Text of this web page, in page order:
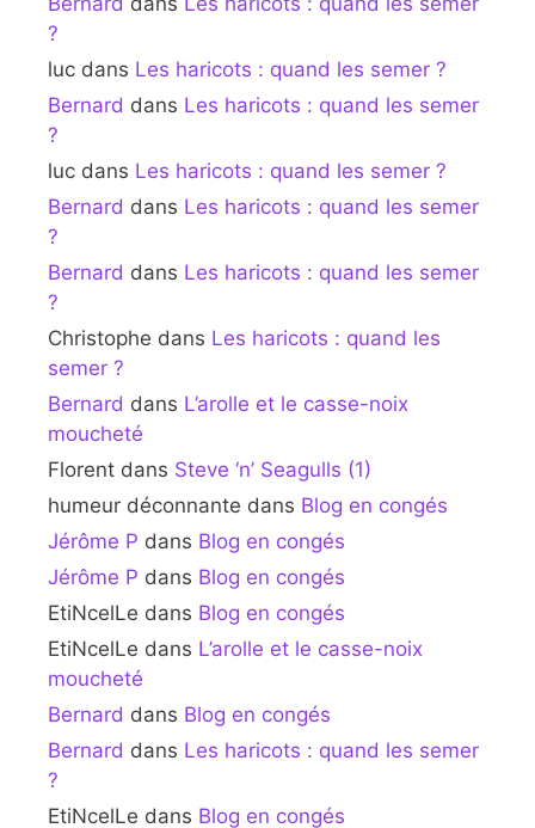
?
luc dans Les haricots : quand les semer ?
Bernard dans Les haricots : quand les semer
?
luc dans Les haricots : quand les semer ?
Bernard dans Les haricots : quand les semer
?
Bernard dans Les haricots : quand les semer
?
Christophe dans Les haricots : quand les
semer ?
Bernard dans L’arolle et le casse-noix
moucheté
Florent dans Steve ‘n’ Seagulls (1)
humeur déconnante dans Blog en congés
Jérôme P dans Blog en congés
Jérôme P dans Blog en congés
EtiNcelLe dans Blog en congés
EtiNcelLe dans L’arolle et le casse-noix
moucheté
Bernard dans Blog en congés
Bernard dans Les haricots : quand les semer
?
EtiNcelLe dans Blog en congés